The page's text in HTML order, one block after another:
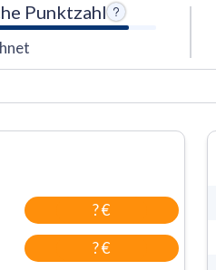
Punktzahl
? €
? €